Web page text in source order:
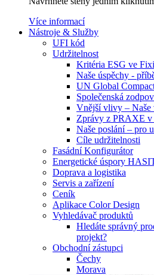
Více informací
Nástroje & Služby
UFI kód
Udržitelnost
Kritéria ESG ve
Naše úspěchy -
UN Global
Společenská
Vnější vlivy – Naše
Zprávy z PRAXE v
Naše poslání – pro
Cíle udržitelnosti
Fasádní Konfigurátor
Energetické úspory
Doprava a logistika
Servis a zařízení
Ceník
Aplikace Color Design
Vyhledávač produktů
Hledáte správný
projekt?
Obchodní zástupci
Čechy
Morava